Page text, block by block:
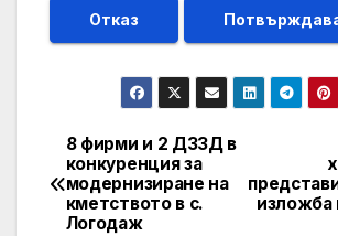
Отказ
Post
navigation
изложба
8 фирми и 2 ДЗЗД в
конкуренция за
модернизиране на
кметството в с.
Логодаж